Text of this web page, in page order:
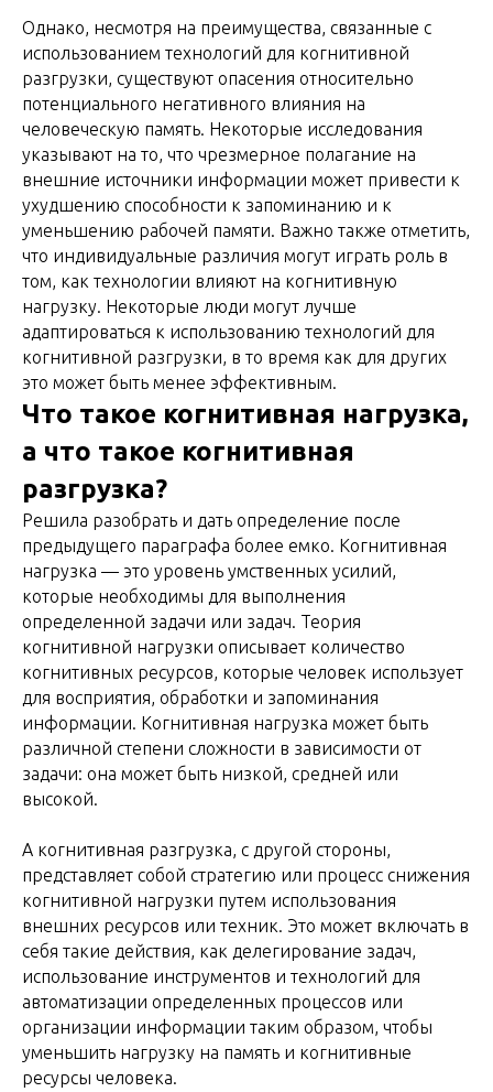
Однако, несмотря на преимущества, связанные с
использованием технологий для когнитивной
разгрузки, существуют опасения относительно
потенциального негативного влияния на
человеческую память. Некоторые исследования
указывают на то, что чрезмерное полагание на
внешние источники информации может привести к
ухудшению способности к запоминанию и к
уменьшению рабочей памяти. Важно также отметить,
что индивидуальные различия могут играть роль в
том, как технологии влияют на когнитивную
нагрузку. Некоторые люди могут лучше
адаптироваться к использованию технологий для
когнитивной разгрузки, в то время как для других
это может быть менее эффективным.
Что такое когнитивная нагрузка,
а что такое когнитивная
разгрузка?
Решила разобрать и дать определение после
предыдущего параграфа более емко. Когнитивная
нагрузка — это уровень умственных усилий,
которые необходимы для выполнения
определенной задачи или задач. Теория
когнитивной нагрузки описывает количество
когнитивных ресурсов, которые человек использует
для восприятия, обработки и запоминания
информации. Когнитивная нагрузка может быть
различной степени сложности в зависимости от
задачи: она может быть низкой, средней или
высокой.
А когнитивная разгрузка, с другой стороны,
представляет собой стратегию или процесс снижения
когнитивной нагрузки путем использования
внешних ресурсов или техник. Это может включать в
себя такие действия, как делегирование задач,
использование инструментов и технологий для
автоматизации определенных процессов или
организации информации таким образом, чтобы
уменьшить нагрузку на память и когнитивные
ресурсы человека.